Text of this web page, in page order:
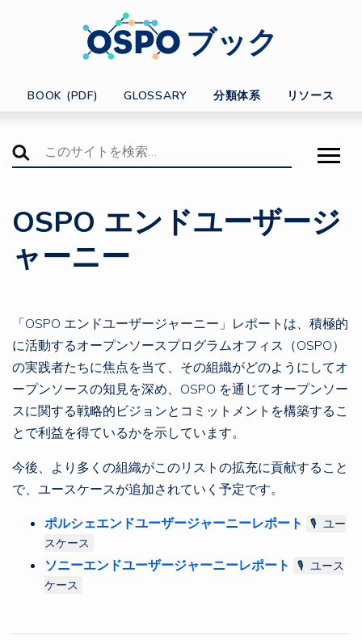
ブック
BOOK (PDF) GLOSSARY 分類体系 リソース
OSPO エンドユーザージ
ャーニー
「OSPO エンドユーザージャーニー」レポートは、積極的
に活動するオープンソースプログラムオフィス（OSPO）
の実践者たちに焦点を当て、その組織がどのようにしてオ
ープンソースの知見を深め、OSPO を通じてオープンソー
スに関する戦略的ビジョンとコミットメントを構築するこ
とで利益を得ているかを示しています。
今後、より多くの組織がこのリストの拡充に貢献すること
で、ユースケースが追加されていく予定です。
ポルシェエンドユーザージャーニーレポート
🎙 ユー
スケース
ソニーエンドユーザージャーニーレポート
🎙 ユース
ケース